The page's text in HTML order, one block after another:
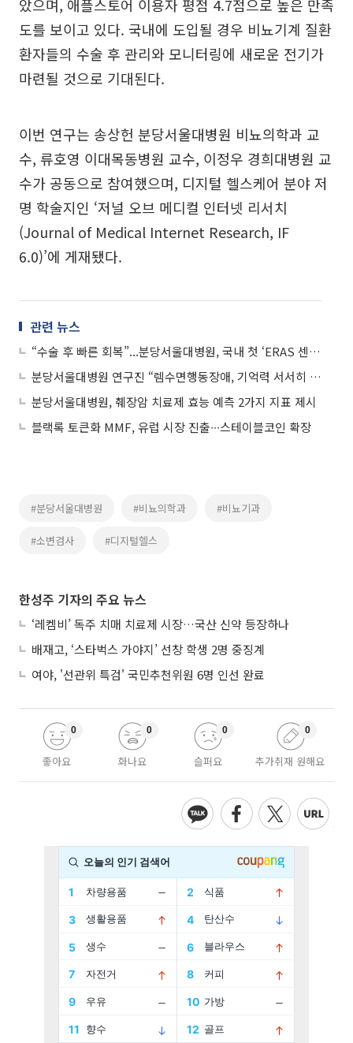
았으며, 애플스토어 이용자 평점 4.7점으로 높은 만족
도를 보이고 있다. 국내에 도입될 경우 비뇨기계 질환
환자들의 수술 후 관리와 모니터링에 새로운 전기가
마련될 것으로 기대된다.
이번 연구는 송상헌 분당서울대병원 비뇨의학과 교
수, 류호영 이대목동병원 교수, 이정우 경희대병원 교
수가 공동으로 참여했으며, 디지털 헬스케어 분야 저
명 학술지인 ‘저널 오브 메디컬 인터넷 리서치
(Journal of Medical Internet Research, IF
6.0)’에 게재됐다.
관련 뉴스
“수술 후 빠른 회복”...분당서울대병원, 국내 첫 ‘ERAS 센터’ 개설
분당서울대병원 연구진 “렘수면행동장애, 기억력 서서히 저하된다”
분당서울대병원, 췌장암 치료제 효능 예측 2가지 지표 제시
블랙록 토큰화 MMF, 유럽 시장 진출∙∙∙스테이블코인 확장
#분당서울대병원 #비뇨의학과 #비뇨기과
#소변검사 #디지털헬스
한성주 기자의 주요 뉴스
‘레켐비’ 독주 치매 치료제 시장…국산 신약 등장하나
배재고, ‘스타벅스 가야지’ 선창 학생 2명 중징계
여야, '선관위 특검' 국민추천위원 6명 인선 완료
좋아요
0
화나요
0
슬퍼요
0
추가취재 원해요
0